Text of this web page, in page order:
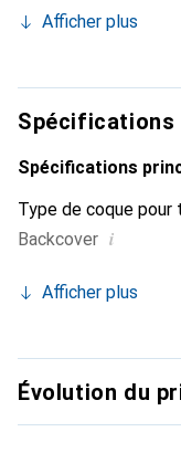
l'accessoire chic et
haute qualité, la
une clientèle
Afficher plus
Spécifications
Spécifications
Type de coque
Backcover i
Afficher plus
Évolution du